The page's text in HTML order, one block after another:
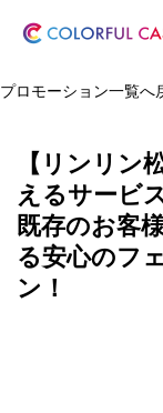
プロモーション一覧へ
【リンリン
えるサービ
既存のお客
る安心のフ
ン！